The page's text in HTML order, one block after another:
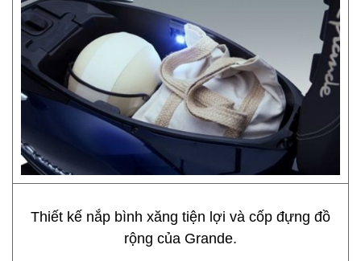
Thiết kế nắp bình xăng tiện lợi và cốp đựng đồ
rộng của Grande.